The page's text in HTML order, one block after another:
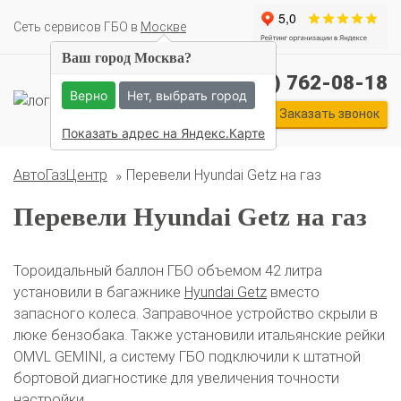
Cеть сервисов ГБО в Москве
Комплекты ГБО на иномарки:
BMW Ford Geely HAVAL Hyundai Infiniti KIA
Lexus Mazda Mercedes Mitsubishi Nissan
Renault Skoda Toyota Volkswagen
+7 (495) 762-08-18
Заказать звонок
АвтоГазЦентр Перевели Hyundai Getz на газ
Перевели Hyundai Getz на газ
Тороидальный баллон ГБО объемом 42 литра
установили в багажнике Hyundai Getz вместо
запасного колеса. Заправочное устройство скрыли в
люке бензобака. Также установили итальянские рейки
OMVL GEMINI, а систему ГБО подключили к штатной
бортовой диагностике для увеличения точности
Ваш город Москва?
Верно Нет, выбрать город
Показать адрес на Яндекс.Карте